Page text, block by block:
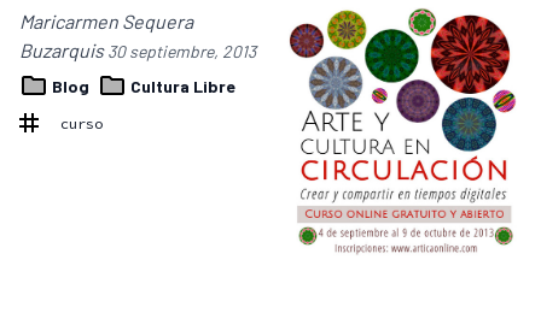
Maricarmen Sequera
Buzarquis30 septiembre, 2013
Blog
Cultura Libre
curso